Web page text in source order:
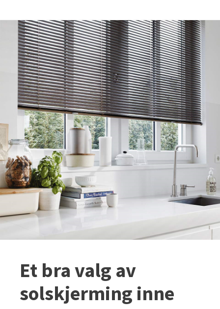
Et bra valg av
solskjerming inne